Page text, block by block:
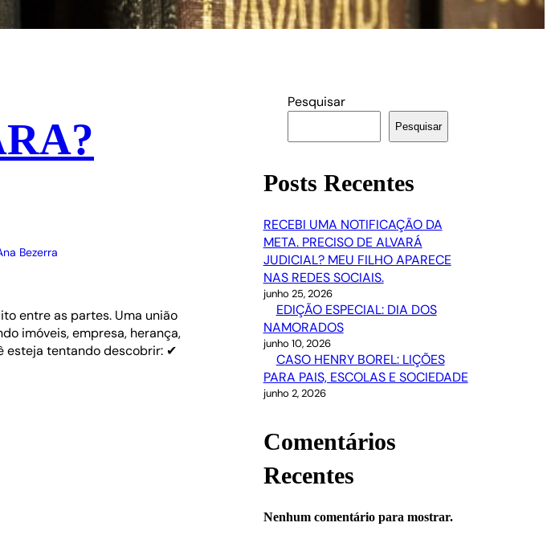
Bezerra
entre as partes. Uma união
imóveis, empresa, herança,
esteja tentando descobrir: ✔
Pesquisar
Pesquisar
Posts Recentes
RECEBI UMA NOTIFICAÇÃO DA
META. PRECISO DE ALVARÁ
JUDICIAL? MEU FILHO APARECE
NAS REDES SOCIAIS.
junho 25, 2026
EDIÇÃO ESPECIAL: DIA DOS
NAMORADOS
junho 10, 2026
CASO HENRY BOREL: LIÇÕES
PARA PAIS, ESCOLAS E SOCIEDADE
junho 2, 2026
Comentários
Recentes
Nenhum comentário para mostrar.